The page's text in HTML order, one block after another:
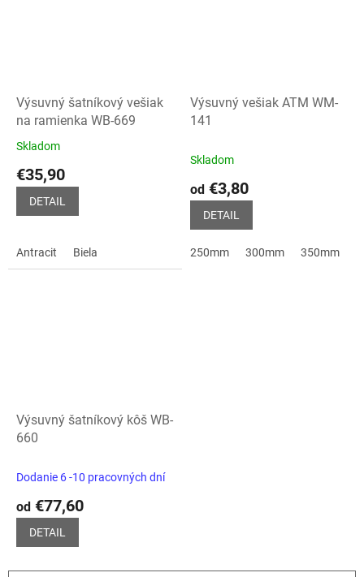
Výsuvný šatníkový vešiak
na ramienka WB-669
Priemerné
produktu
5,0
hviezdičiek.
Skladom
€35,90
DETAIL
Antracit Biela
Výsuvný vešiak ATM WM-
141
Skladom
od €3,80
DETAIL
250mm 300mm 350mm
Výsuvný šatníkový kôš WB-
660
Dodanie 6 -10 pracovných dní
od €77,60
DETAIL